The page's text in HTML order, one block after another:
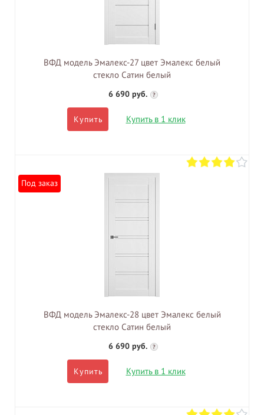
ВФД модель Эмалекс-27 цвет Эмалекс белый
стекло Сатин белый
6 690 руб. ?
Купить Купить в 1 клик
Под заказ
ВФД модель Эмалекс-28 цвет Эмалекс белый
стекло Сатин белый
6 690 руб. ?
Купить Купить в 1 клик